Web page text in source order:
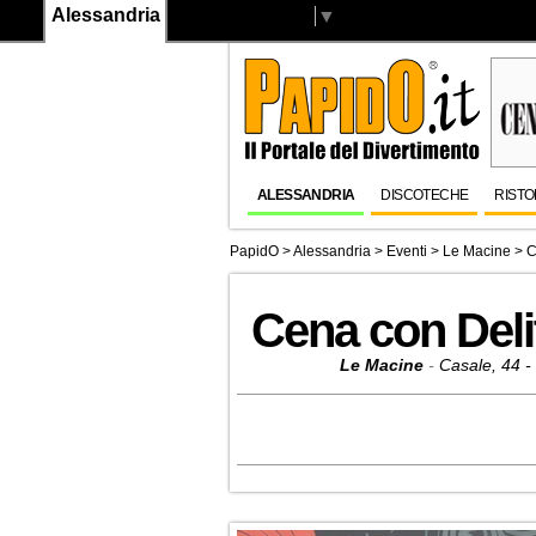
Alessandria ▼
ALESSANDRIA DISCOTECHE
PapidO >Alessandria > Eventi > Le Macine >
Cena con
Le Macine - Casale, 44